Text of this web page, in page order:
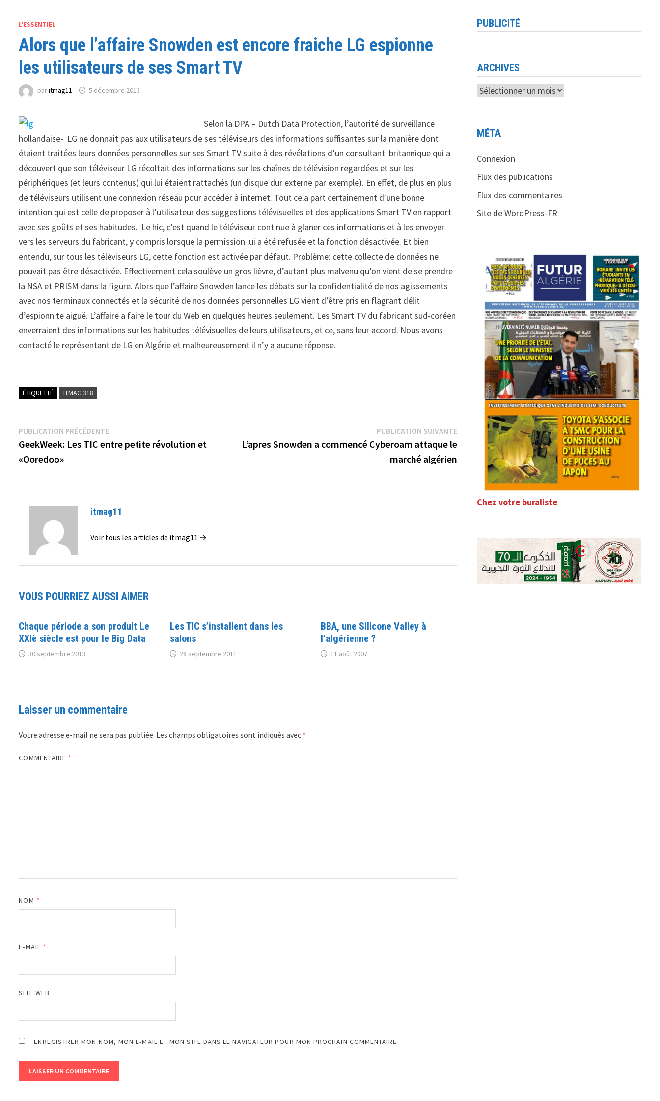
L'ESSENTIEL
Alors que l’affaire Snowden est encore fraiche LG espionne
les utilisateurs de ses Smart TV
paritmag11 5 décembre 2013
Selon la DPA – Dutch Data Protection, l’autorité de surveillance
hollandaise- LG ne donnait pas aux utilisateurs de ses téléviseurs des informations suffisantes sur la manière dont
étaient traitées leurs données personnelles sur ses Smart TV suite à des révélations d’un consultant britannique qui a
découvert que son téléviseur LG récoltait des informations sur les chaînes de télévision regardées et sur les
périphériques (et leurs contenus) qui lui étaient rattachés (un disque dur externe par exemple). En effet, de plus en plus
de téléviseurs utilisent une connexion réseau pour accéder à internet. Tout cela part certainement d’une bonne
intention qui est celle de proposer à l’utilisateur des suggestions télévisuelles et des applications Smart TV en rapport
avec ses goûts et ses habitudes. Le hic, c’est quand le téléviseur continue à glaner ces informations et à les envoyer
vers les serveurs du fabricant, y compris lorsque la permission lui a été refusée et la fonction désactivée. Et bien
entendu, sur tous les téléviseurs LG, cette fonction est activée par défaut. Problème: cette collecte de données ne
pouvait pas être désactivée. Effectivement cela soulève un gros lièvre, d’autant plus malvenu qu’on vient de se prendre
la NSA et PRISM dans la figure. Alors que l’affaire Snowden lance les débats sur la confidentialité de nos agissements
avec nos terminaux connectés et la sécurité de nos données personnelles LG vient d’être pris en flagrant délit
d’espionnite aiguë. L’affaire a faire le tour du Web en quelques heures seulement. Les Smart TV du fabricant sud-coréen
enverraient des informations sur les habitudes télévisuelles de leurs utilisateurs, et ce, sans leur accord. Nous avons
contacté le représentant de LG en Algérie et malheureusement il n’y a aucune réponse.
ÉTIQUETTÉ ITMAG 318
Navigation
de
PUBLICATION PRÉCÉDENTEPublication
précédente :
GeekWeek: Les TIC entre petite révolution et
«Ooredoo»
PUBLICATION SUIVANTEPublication
suivante :
L’apres Snowden a commencé Cyberoam attaque le
marché algérien
itmag11
Voir tous les articles de itmag11 →
VOUS POURRIEZ AUSSI AIMER
Chaque période a son produit Le
XXIè siècle est pour le Big Data
30 septembre 2013
Les TIC s’installent dans les
salons
28 septembre 2011
BBA, une Silicone Valley à
l’algérienne ?
11 août 2007
Laisser un commentaire
Votre adresse e-mail ne sera pas publiée. Les champs obligatoires sont indiqués avec *
COMMENTAIRE *
NOM *
E-MAIL *
SITE WEB
ENREGISTRER MON NOM, MON E-MAIL ET MON SITE DANS LE NAVIGATEUR POUR MON PROCHAIN COMMENTAIRE.
PUBLICITÉ
ARCHIVES
Archives
MÉTA
Connexion
Flux des publications
Flux des commentaires
Site de WordPress-FR
Chez votre buraliste